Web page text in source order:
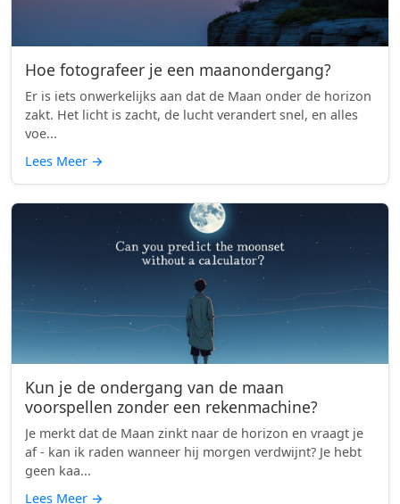
Hoe fotografeer je een maanondergang?
Er is iets onwerkelijks aan dat de Maan onder de horizon
zakt. Het licht is zacht, de lucht verandert snel, en alles
voe...
Lees Meer →
Kun je de ondergang van de maan
voorspellen zonder een rekenmachine?
Je merkt dat de Maan zinkt naar de horizon en vraagt je
af - kan ik raden wanneer hij morgen verdwijnt? Je hebt
geen kaa...
Lees Meer →